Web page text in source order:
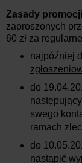
Zasady promocji
zaproszonych
60 zł za
najpóźniej
do
swego
ramach
do
nastąpić